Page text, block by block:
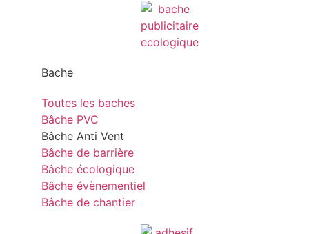
Bache
Toutes les baches
Bâche PVC
Bâche Anti Vent
Bâche de barrière
Bâche écologique
Bâche évènementiel
Bâche de chantier